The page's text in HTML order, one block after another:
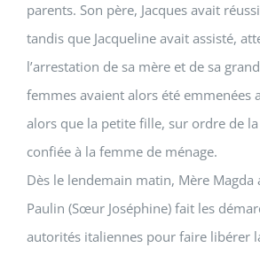
parents. Son père, Jacques avait
tandis que Jacqueline avait assisté,
l’arrestation de sa mère et de sa
femmes avaient alors été emmenées
alors que la petite fille, sur ordre de
confiée à la femme de ménage.
Dès le lendemain matin, Mère Magda
Paulin (Sœur Joséphine) fait les
autorités italiennes pour faire libérer